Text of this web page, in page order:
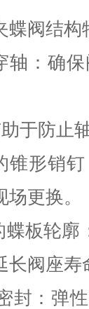
蝶阀结构
轴：确
于防止
锥形销
场更换。
板轮廓
长阀座寿
封：弹